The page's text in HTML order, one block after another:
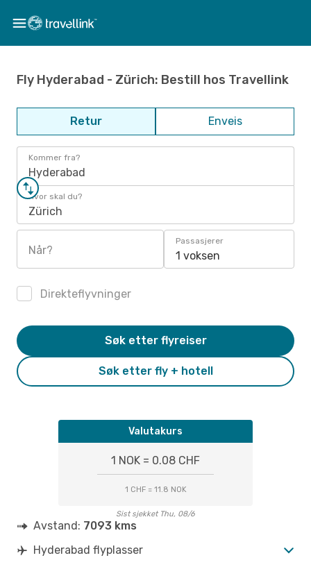
Fly Hyderabad - Zürich: Bestill hos Travellink
Retur Enveis
Kommer fra?
Hyderabad
Hvor skal du?
Zürich
Når?
Passasjerer
1 voksen
Direkteflyvninger
Søk etter fly + hotell
Søk etter flyreiser
Valutakurs
1 NOK = 0.08 CHF
1 CHF = 11.8 NOK
Sist sjekket Thu, 08/6
Avstand: 7093 kms
Hyderabad flyplasser